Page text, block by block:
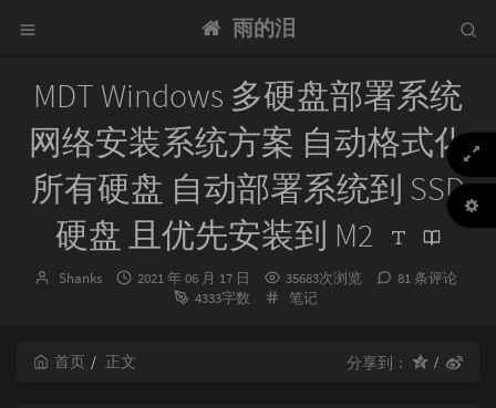
雨的泪
MDT Windows 多硬盘部署系统
网络安装系统方案 自动格式化
所有硬盘 自动部署系统到 SSD
硬盘 且优先安装到 M2
博
Shanks
发
2021 年 06 月 17 日 35683次浏览
81 条评论
4333字数
分
笔记
首页 正文 分享到：